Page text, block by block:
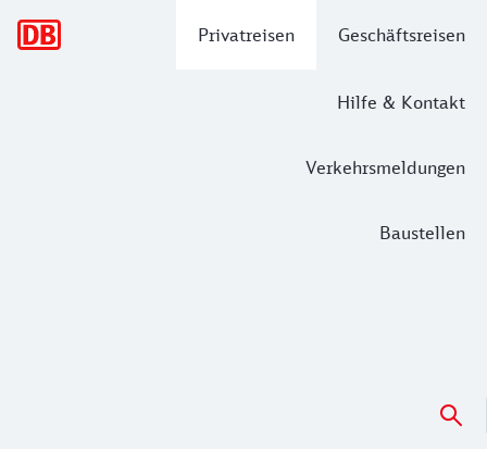
Privatreisen Geschäftsreisen
Hilfe & Kontakt
Verkehrsmeldungen
Baustellen